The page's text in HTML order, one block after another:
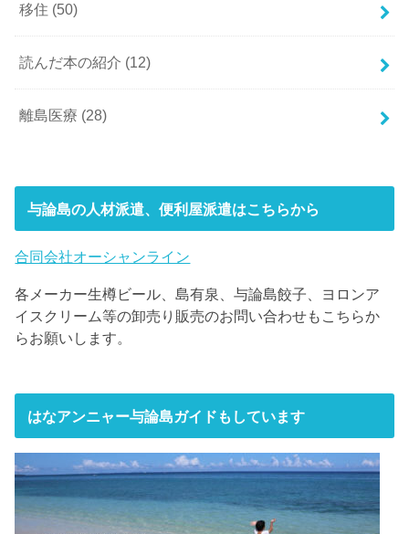
移住 (50)
読んだ本の紹介 (12)
離島医療 (28)
与論島の人材派遣、便利屋派遣はこちらから
合同会社オーシャンライン
各メーカー生樽ビール、島有泉、与論島餃子、ヨロンア
イスクリーム等の卸売り販売のお問い合わせもこちらか
らお願いします。
はなアンニャー与論島ガイドもしています